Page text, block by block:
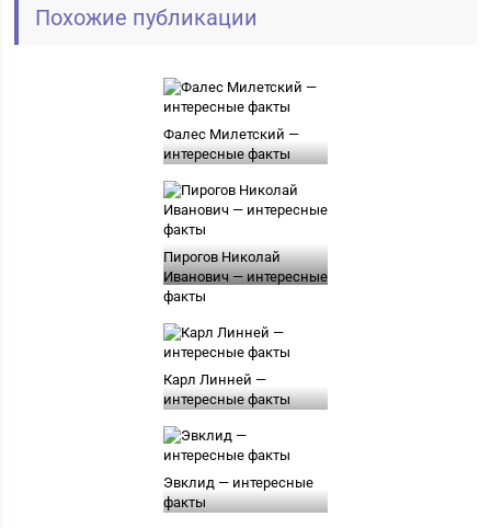
Похожие публикации
Фалес Милетский —
интересные факты
Пирогов Николай
Иванович — интересные
факты
Карл Линней —
интересные факты
Эвклид — интересные
факты